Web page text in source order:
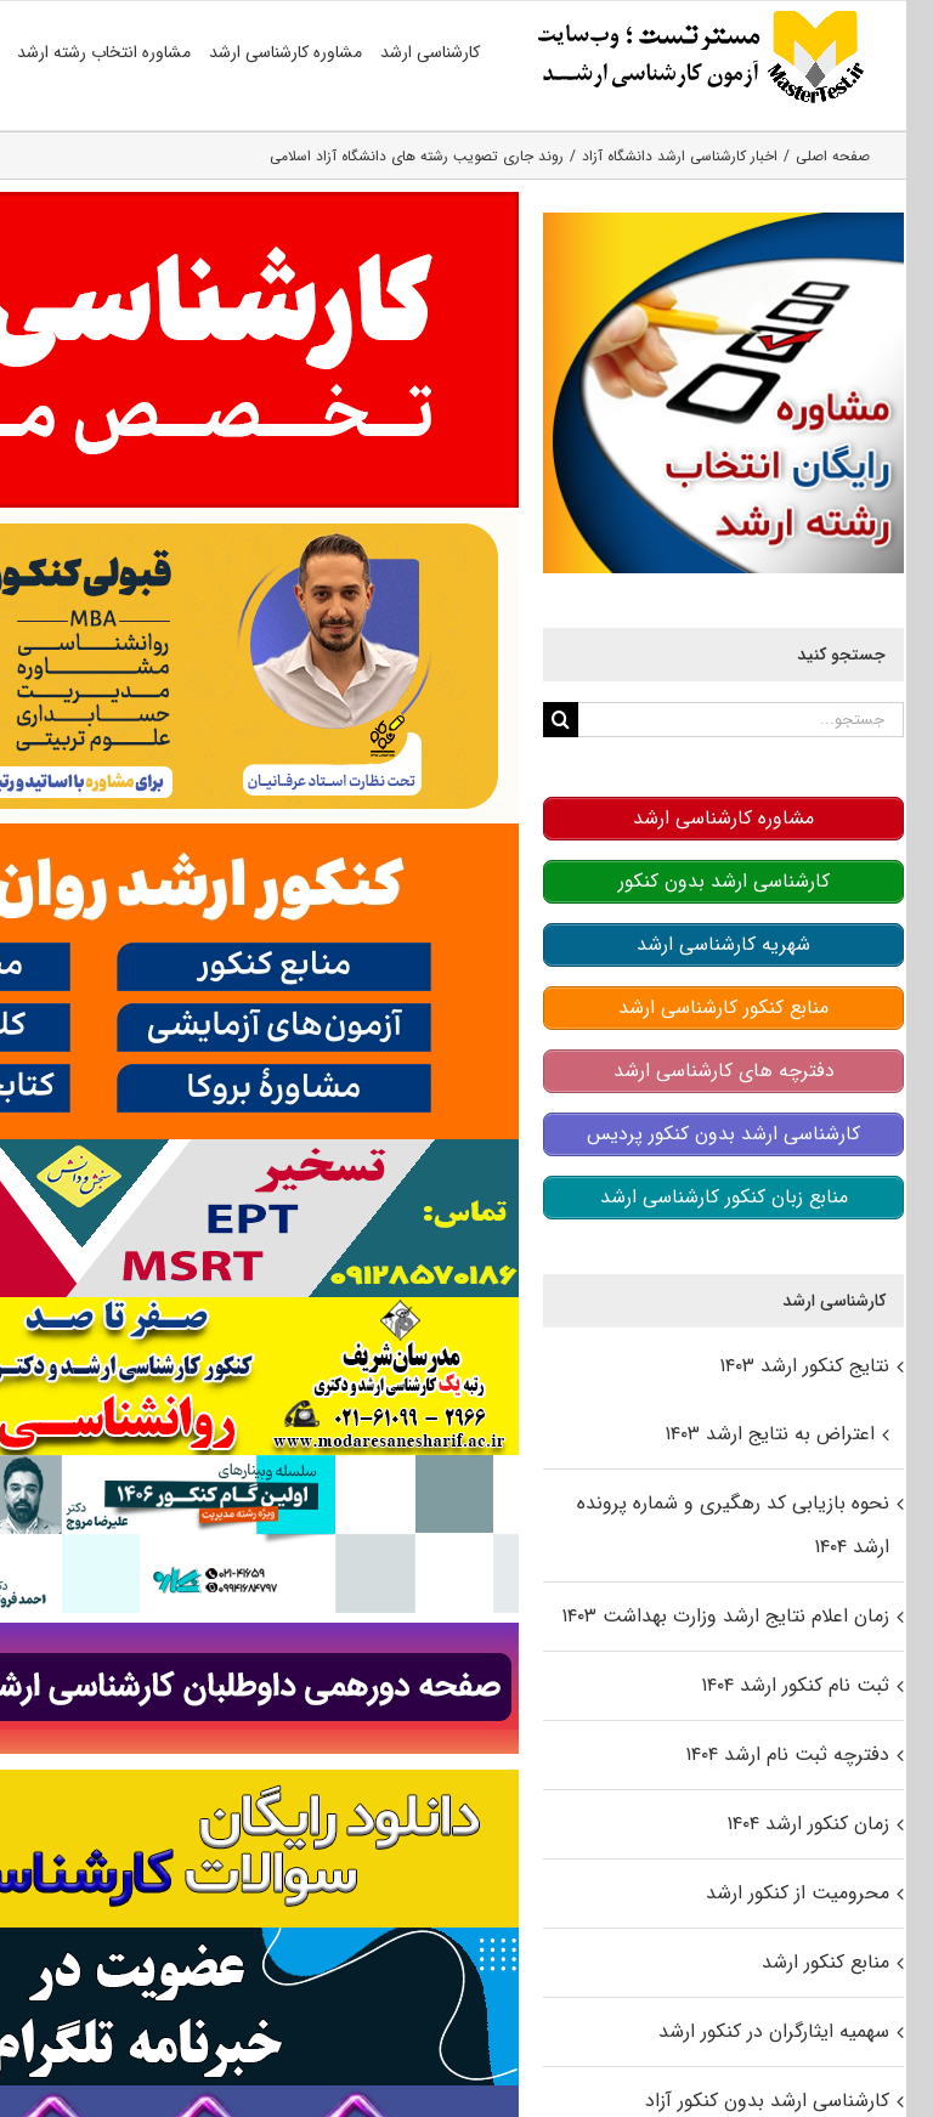
کارشناسی ارشد مشاوره کارشناسی ارشد مشاوره انتخاب رشته ارشد
صفحه اصلی اخبار کارشناسی ارشد دانشگاه آزاد روند جاری تصویب رشته های دانشگاه آزاد اسلامی
جستجو کنید
جستجو
مشاوره کارشناسی ارشد
کارشناسی ارشد بدون کنکور
شهریه کارشناسی ارشد
منابع کنکور کارشناسی ارشد
دفترچه های کارشناسی ارشد
کارشناسی ارشد بدون کنکور پردیس
منابع زبان کنکور کارشناسی ارشد
کارشناسی ارشد
نتایج کنکور ارشد ۱۴۰۳
اعتراض به نتایج ارشد ۱۴۰۳
نحوه بازیابی کد رهگیری و شماره پرونده
ارشد ۱۴۰۴
زمان اعلام نتایج ارشد وزارت بهداشت ۱۴۰۳
ثبت نام کنکور ارشد ۱۴۰۴
دفترچه ثبت نام ارشد ۱۴۰۴
زمان کنکور ارشد ۱۴۰۴
محرومیت از کنکور ارشد
منابع کنکور ارشد
سهمیه ایثارگران در کنکور ارشد
کارشناسی ارشد بدون کنکور آزاد